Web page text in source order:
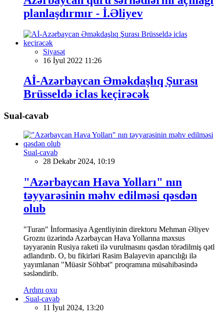
planlaşdırmır - İ.Əliyev
Siyasət
16 İyul 2022 11:26
Aİ-Azərbaycan Əməkdaşlıq Şurası
Brüsseldə iclas keçirəcək
Sual-cavab
Sual-cavab
28 Dekabr 2024, 10:19
"Azərbaycan Hava Yolları" nın
təyyarəsinin məhv edilməsi qəsdən
olub
"Turan" İnformasiya Agentliyinin direktoru Mehman Əliyev
Groznı üzərində Azərbaycan Hava Yollarına məxsus
təyyarənin Rusiya raketi ilə vurulmasını qəsdən törədilmiş qətl
adlandırıb. O, bu fikirləri Rasim Balayevin aparıcılığı ilə
yayımlanan "Müasir Söhbət" proqramına müsahibəsində
səsləndirib.
Ardını oxu
Sual-cavab
11 İyul 2024, 13:20